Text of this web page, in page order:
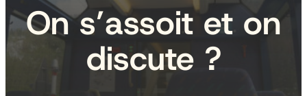
On s’assoit et on
discute ?